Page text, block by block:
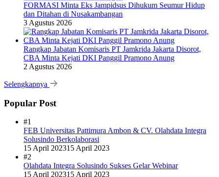
FORMASI Minta Eks Jampidsus Dihukum Seumur Hidup
dan Ditahan di Nusakambangan
3 Agustus 2026
Rangkap Jabatan Komisaris PT Jamkrida Jakarta Disorot,
CBA Minta Kejati DKI Panggil Pramono Anung
2 Agustus 2026
Selengkapnya
Popular Post
#1
FEB Universitas Pattimura Ambon & CV. Olahdata Integra
Solusindo Berkolaborasi
15 April 202315 April 2023
#2
Olahdata Integra Solusindo Sukses Gelar Webinar
15 April 202315 April 2023